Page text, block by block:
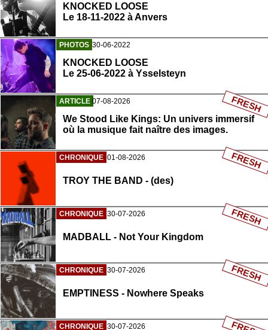
KNOCKED LOOSE
Le 18-11-2022 à Anvers
PHOTOS 30-06-2022
KNOCKED LOOSE
Le 25-06-2022 à Ysselsteyn
ARTICLE 07-08-2026
We Stood Like Kings: Un univers immersif
où la musique fait naître des images.
FRESH
CHRONIQUE 01-08-2026
TROY THE BAND - (des)
FRESH
CHRONIQUE 30-07-2026
MADBALL - Not Your Kingdom
FRESH
CHRONIQUE 30-07-2026
EMPTINESS - Nowhere Speaks
FRESH
CHRONIQUE 30-07-2026